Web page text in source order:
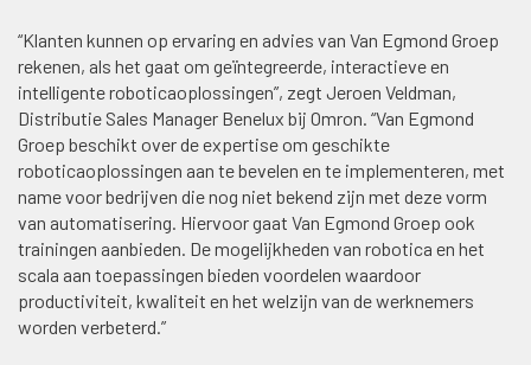
“Klanten kunnen op ervaring en advies van Van Egmond Groep
rekenen, als het gaat om geïntegreerde, interactieve en
intelligente roboticaoplossingen”, zegt Jeroen Veldman,
Distributie Sales Manager Benelux bij Omron. “Van Egmond
Groep beschikt over de expertise om geschikte
roboticaoplossingen aan te bevelen en te implementeren, met
name voor bedrijven die nog niet bekend zijn met deze vorm
van automatisering. Hiervoor gaat Van Egmond Groep ook
trainingen aanbieden. De mogelijkheden van robotica en het
scala aan toepassingen bieden voordelen waardoor
productiviteit, kwaliteit en het welzijn van de werknemers
worden verbeterd.”